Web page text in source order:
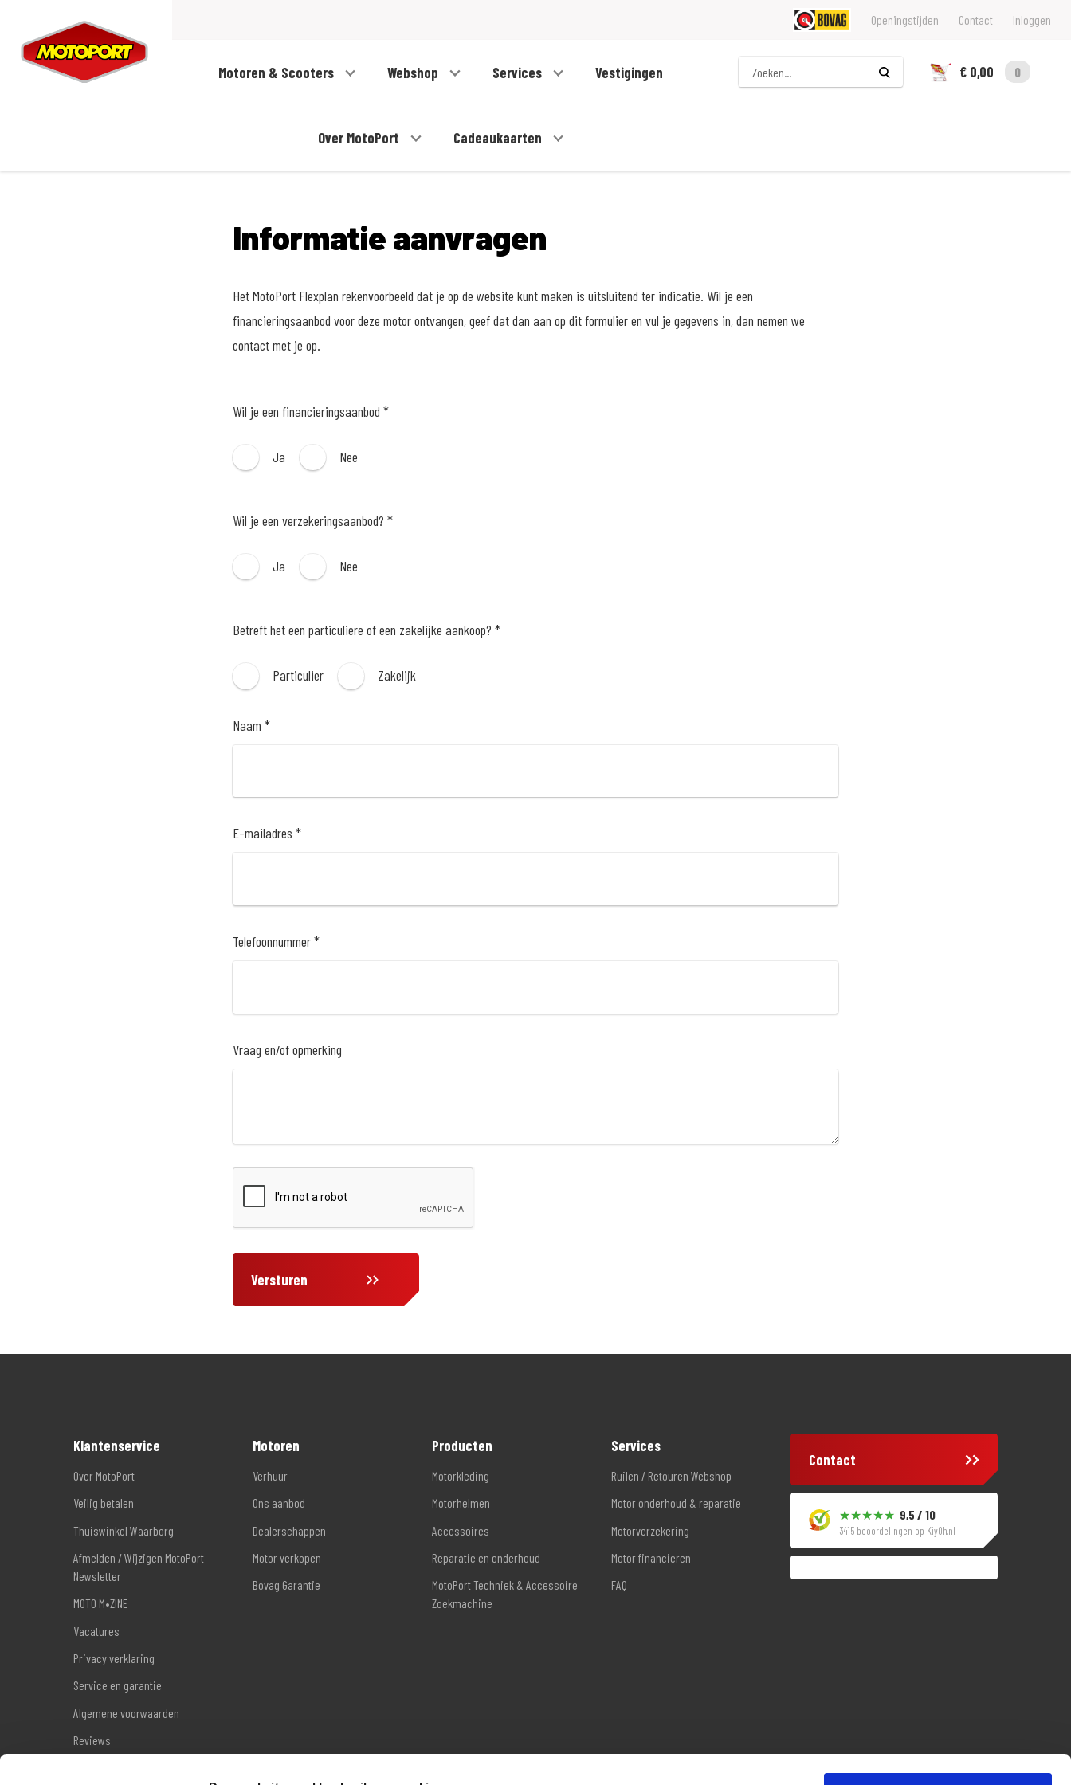
Openingstijden Contact Inloggen
Motoren & Scooters Webshop Services Vestigingen
Over MotoPort Cadeaukaarten
Zoeken
€ 0,00
0
Informatie aanvragen
Het MotoPort Flexplan rekenvoorbeeld dat je op de website kunt maken is uitsluitend ter indicatie. Wil je een
financieringsaanbod voor deze motor ontvangen, geef dat dan aan op dit formulier en vul je gegevens in, dan nemen we
contact met je op.
Wil je een financieringsaanbod *
Ja Nee
Wil je een verzekeringsaanbod? *
Ja Nee
Betreft het een particuliere of een zakelijke aankoop? *
Particulier Zakelijk
Naam *
E-mailadres *
Telefoonnummer *
Vraag en/of opmerking
Versturen
Klantenservice
Over MotoPort
Veilig betalen
Thuiswinkel Waarborg
Afmelden / Wijzigen MotoPort
Newsletter
MOTO M•ZINE
Vacatures
Privacy verklaring
Service en garantie
Algemene voorwaarden
Reviews
Motoren
Verhuur
Ons aanbod
Dealerschappen
Motor verkopen
Bovag Garantie
Producten
Motorkleding
Motorhelmen
Accessoires
Reparatie en onderhoud
MotoPort Techniek & Accessoire
Zoekmachine
Services
Ruilen / Retouren Webshop
Motor onderhoud & reparatie
Motorverzekering
Motor financieren
FAQ
Contact
9,5 / 10
3415 beoordelingen op KiyOh.nl